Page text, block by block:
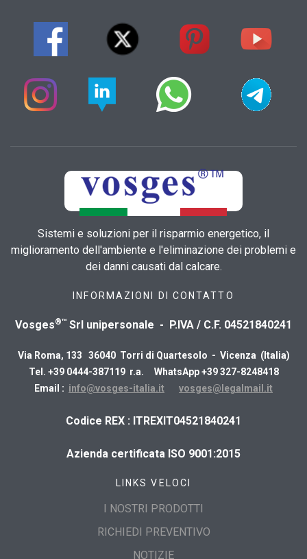
Sistemi e soluzioni per il risparmio energetico, il
miglioramento dell'ambiente e l'eliminazione dei problemi e
dei danni causati dal calcare.
INFORMAZIONI DI CONTATTO
Vosges®™ Srl unipersonale - P.IVA / C.F. 04521840241
Via Roma, 133 36040 Torri di Quartesolo - Vicenza (Italia)
Tel. +39 0444-387119 r.a. WhatsApp +39 327-8248418
Email : info@vosges-italia.it vosges@legalmail.it
​Codice REX : ITREXIT04521840241
Azienda certificata ISO 9001:2015
LINKS VELOCI
I NOSTRI PRODOTTI
RICHIEDI PREVENTIVO
NOTIZIE